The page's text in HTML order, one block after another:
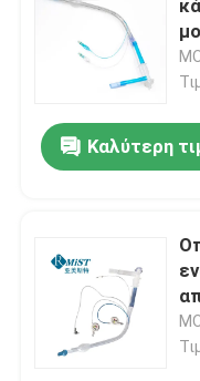
Προϊόντα
Εμφάνιση VR
Σχετικά με εμάς
Ποιοτικός
Καλύτερη